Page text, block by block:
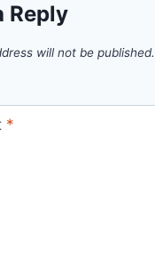
Reply
will not be published.
*